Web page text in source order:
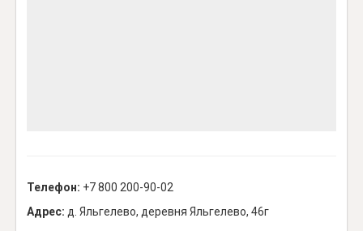
Телефон: +7 800 200-90-02
Адрес: д. Яльгелево, деревня Яльгелево, 46г